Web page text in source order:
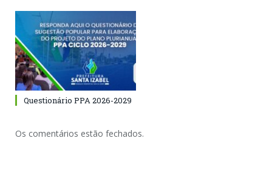
Questionário PPA 2026-2029
Os comentários estão fechados.